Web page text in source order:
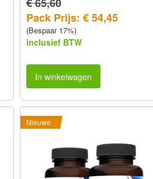
€ 65,60
Pack Prijs: € 54,45
(Bespaar 17%)
inclusief BTW
In winkelwagen
Nieuwe